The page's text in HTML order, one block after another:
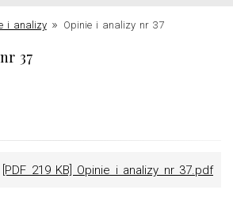
i analizy» Opinie i analizy nr 37
37
[PDF 219 KB] Opinie i analizy nr 37.pdf